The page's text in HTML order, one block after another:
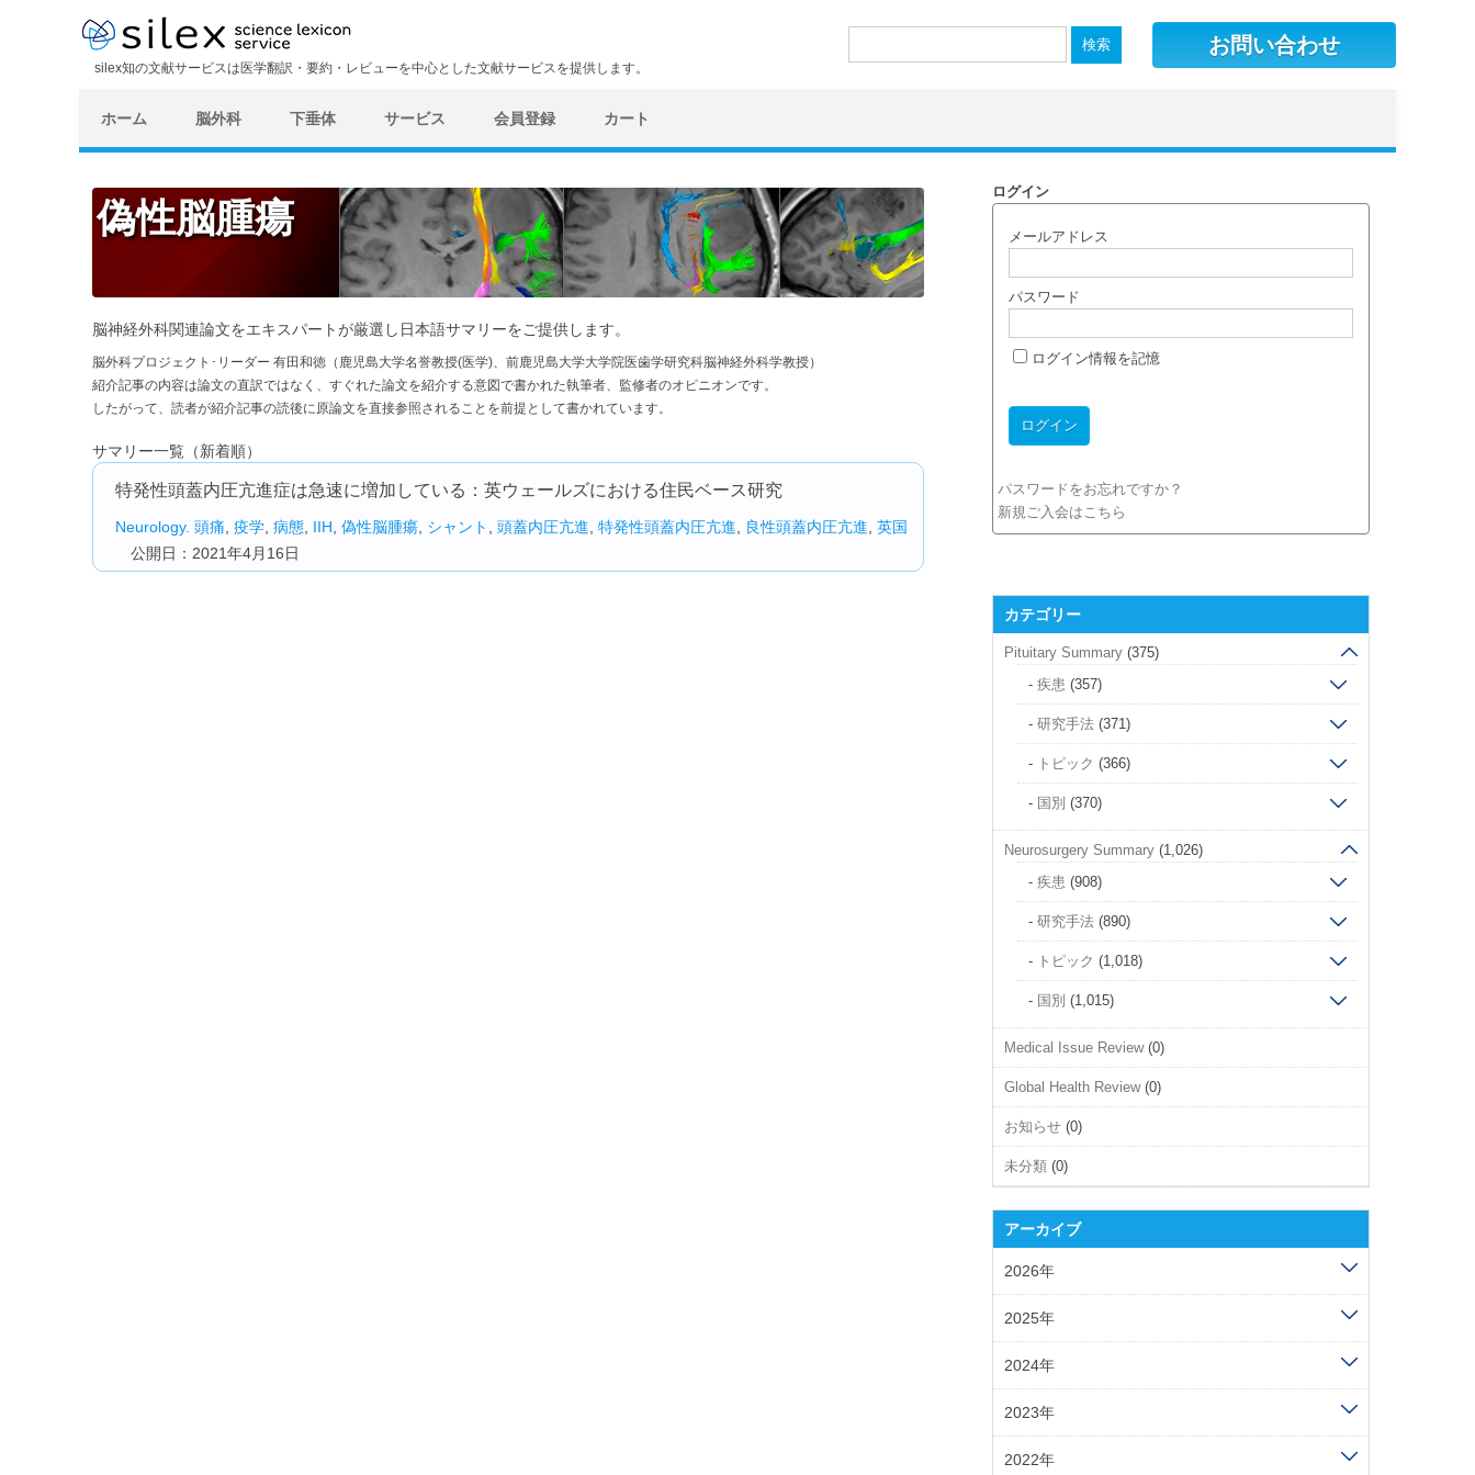
silex知の文献サービスは医学翻訳・要約・レビューを中心とした文献サービスを提供します。
検
お問い合わせ
ホーム 脳外科 下垂体 サービス 会員登録 カート
偽性脳腫瘍
脳神経外科関連論文をエキスパートが厳選し日本語サマリーをご提供します。
脳外科プロジェクト･リーダー 有田和徳（鹿児島大学名誉教授(医学)、前鹿児島大学大学院医歯学研究科脳神経外科学教授）
紹介記事の内容は論文の直訳ではなく、すぐれた論文を紹介する意図で書かれた執筆者、監修者のオピニオンです。
したがって、読者が紹介記事の読後に原論文を直接参照されることを前提として書かれています。
サマリー一覧（新着順）
特発性頭蓋内圧亢進症は急速に増加している：英ウェールズにおける住民ベース研究
Neurology. 頭痛 疫学 病態 IIH 偽性脳腫瘍 シャント 頭蓋内圧亢進 特発性頭蓋内圧亢進 良性頭蓋内圧亢進 英国
公開日：2021年4月16日
ログイン
メールアドレス
パスワード
ログイン情報を記憶
パスワードをお忘れですか？
新規ご入会はこちら
カテゴリー
Pituitary Summary(375)
疾患 (357)
研究手法(371)
トピック (366)
国別 (370)
Neurosurgery Summary(1,026)
疾患 (908)
研究手法(890)
トピック (1,018)
国別 (1,015)
Medical Issue Review(0)
Global Health Review(0)
お知らせ(0)
未分類(0)
アーカイブ
2026年
2025年
2024年
2023年
2022年